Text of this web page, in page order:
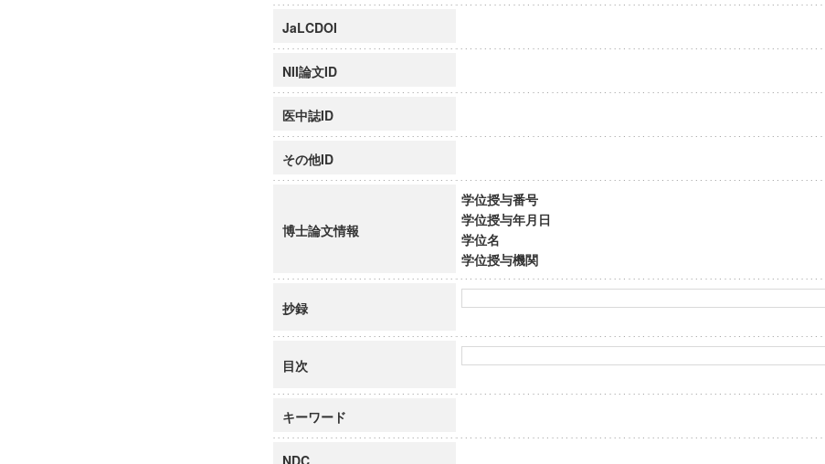
JaLCDOI
NII論文ID
医中誌ID
その他ID
博士論文情報
学位授与番号
学位授与年月日
学位名
学位授与機関
抄録
目次
キーワード
NDC